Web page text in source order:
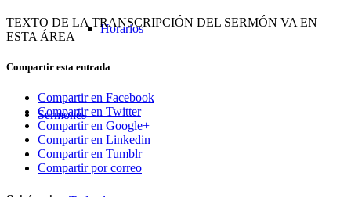
Horarios
Sermones
TEXTO DE LA TRANSCRIPCIÓN DEL SERMÓN VA EN
ESTA ÁREA
Compartir esta entrada
Compartir en Facebook
Compartir en Twitter
Compartir en Google+
Compartir en Linkedin
Compartir en Tumblr
Compartir por correo